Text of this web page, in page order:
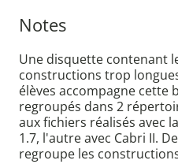
Notes
Une disquette contenant
constructions trop
élèves accompagne cette
regroupés dans 2
aux fichiers réalisés avec
1.7, l'autre avec Cabri II.
regroupe les